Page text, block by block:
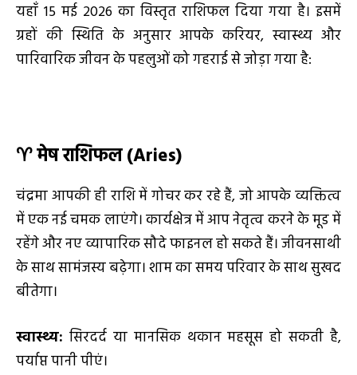
यहाँ 15 मई 2026 का विस्तृत राशिफल दिया गया है। इसमें
ग्रहों की स्थिति के अनुसार आपके करियर, स्वास्थ्य और
पारिवारिक जीवन के पहलुओं को गहराई से जोड़ा गया है:
♈मेष राशिफल (Aries)
चंद्रमा आपकी ही राशि में गोचर कर रहे हैं, जो आपके व्यक्तित्व
में एक नई चमक लाएंगे। कार्यक्षेत्र में आप नेतृत्व करने के मूड में
रहेंगे और नए व्यापारिक सौदे फाइनल हो सकते हैं। जीवनसाथी
के साथ सामंजस्य बढ़ेगा। शाम का समय परिवार के साथ सुखद
बीतेगा।
स्वास्थ्य: सिरदर्द या मानसिक थकान महसूस हो सकती है,
पर्याप्त पानी पीएं।